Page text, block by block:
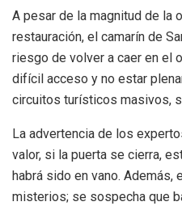
A pesar de la magnitud de la
restauración, el camarín de
riesgo de volver a caer en el
difícil acceso y no estar
circuitos turísticos masivos,
La advertencia de los
valor, si la puerta se cierra,
habrá sido en vano. Además,
misterios; se sospecha que